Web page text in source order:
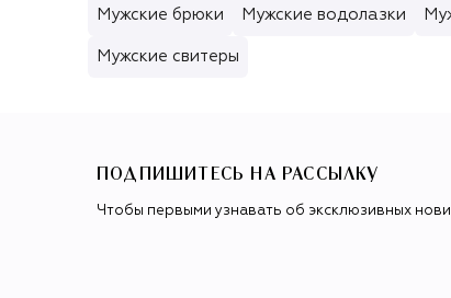
Мужские брюки Мужские водолазки
Мужские свитеры
ПОДПИШИТЕСЬ НА РАССЫЛКУ
Чтобы первыми узнавать об эксклюзивных